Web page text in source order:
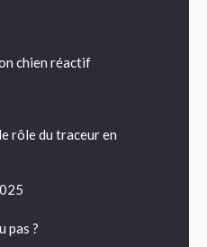
chien réactif
rôle du traceur en
pas ?